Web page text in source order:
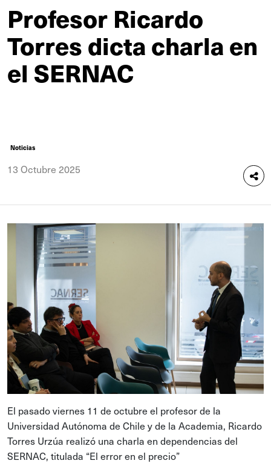
Profesor Ricardo
Torres dicta charla en
el SERNAC
Noticias
13 Octubre 2025
El pasado viernes 11 de octubre el profesor de la
Universidad Autónoma de Chile y de la Academia, Ricardo
Torres Urzúa realizó una charla en dependencias del
SERNAC, titulada “El error en el precio”